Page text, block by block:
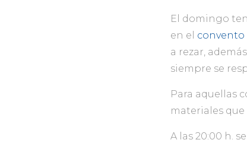
El domingo
en el convento
a rezar,
siempre se
Para aquellas
materiales
A las 20:00 h.